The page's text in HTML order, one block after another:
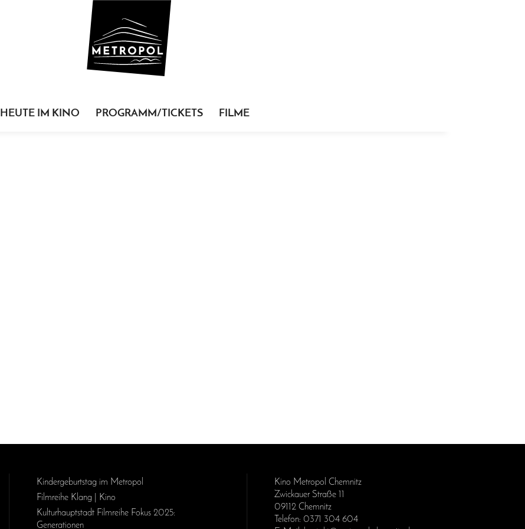
HEUTE IM KINO PROGRAMM/TICKETS FILME
Kinder­geburts­tag im Metropol
Filmreihe Klang | Kino
Kulturhauptstadt Filmreihe Fokus 2025:
Generationen
Kino Metropol Chemnitz
Zwickauer Straße 11
09112 Chemnitz
Telefon: 0371 304 604